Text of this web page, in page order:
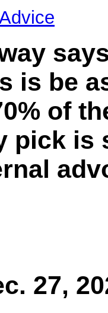
is be
of
pick is
27,